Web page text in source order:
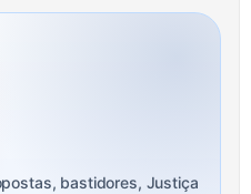
bastidores, Justiça